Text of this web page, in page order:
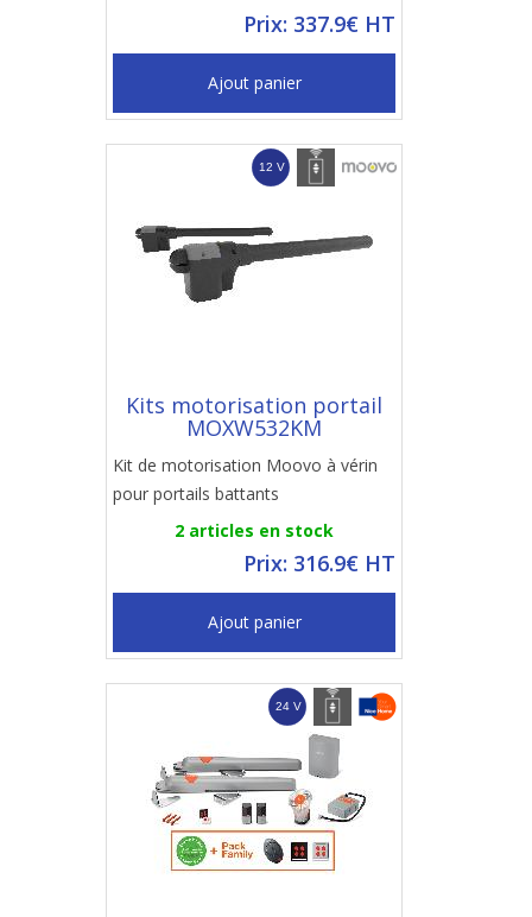
Prix: 337.9€ HT
Ajout panier
Kits motorisation portail
MOXW532KM
Kit de motorisation Moovo à vérin
pour portails battants
2 articles en stock
Prix: 316.9€ HT
Ajout panier